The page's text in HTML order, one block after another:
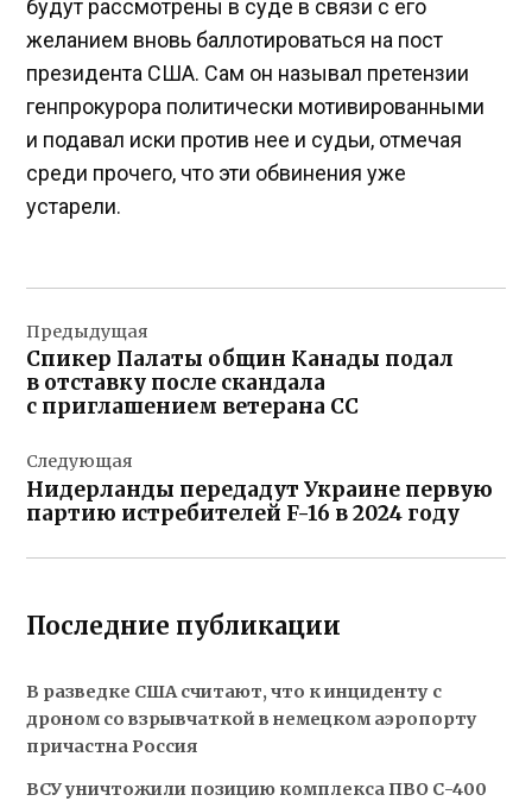
будут рассмотрены в суде в связи с его
желанием вновь баллотироваться на пост
президента США. Сам он называл претензии
генпрокурора политически мотивированными
и подавал иски против нее и судьи, отмечая
среди прочего, что эти обвинения уже
устарели.
по
записям
Предыдущая
Спикер Палаты общин Канады подал
в отставку после скандала
с приглашением ветерана СС
Следующая
Нидерланды передадут Украине первую
партию истребителей F-16 в 2024 году
Последние публикации
В разведке США считают, что к инциденту с
дроном со взрывчаткой в немецком аэропорту
причастна Россия
ВСУ уничтожили позицию комплекса ПВО С-400